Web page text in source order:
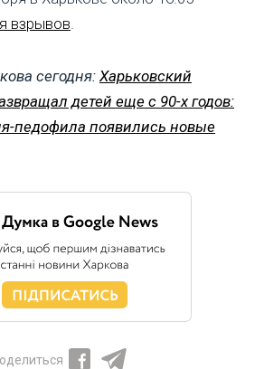
взрывов.
сегодня: Харьковский
детей еще с 90-х годов:
педофила появились новые